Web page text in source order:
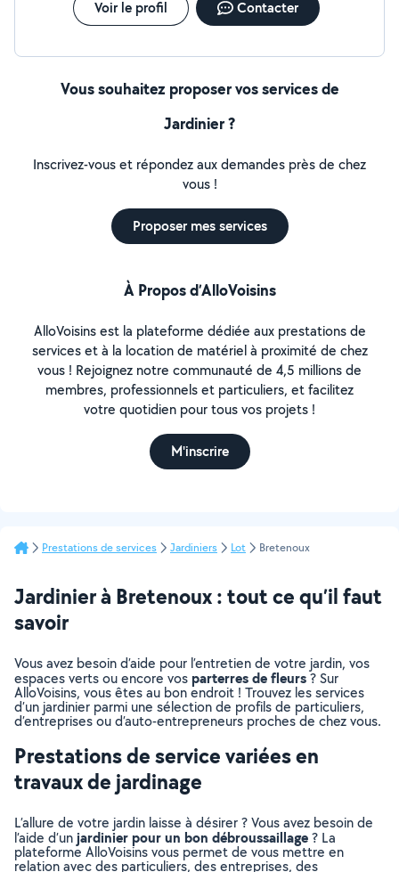
Voir le profil Contacter
Vous souhaitez proposer vos services de
Jardinier ?
Inscrivez-vous et répondez aux demandes près de chez
vous !
Proposer mes services
À Propos d’AlloVoisins
AlloVoisins est la plateforme dédiée aux prestations de
services et à la location de matériel à proximité de chez
vous ! Rejoignez notre communauté de 4,5 millions de
membres, professionnels et particuliers, et facilitez
votre quotidien pour tous vos projets !
M'inscrire
Prestations de services Jardiniers Lot Bretenoux
Jardinier à Bretenoux : tout ce qu’il faut
savoir
Vous avez besoin d’aide pour l’entretien de votre jardin, vos
espaces verts ou encore vosparterres de fleurs? Sur
AlloVoisins, vous êtes au bon endroit ! Trouvez les services
d’un jardinier parmi une sélection de profils de particuliers,
d’entreprises ou d’auto-entrepreneurs proches de chez vous.
Prestations de service variées en
travaux de jardinage
L’allure de votre jardin laisse à désirer ? Vous avez besoin de
l’aide d’unjardinier pour un bon débroussaillage? La
plateforme AlloVoisins vous permet de vous mettre en
relation avec des particuliers, des entreprises, des